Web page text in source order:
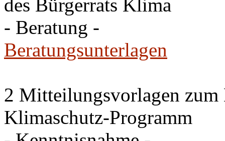
des Bürgerrats Klima
- Beratung -
Beratungsunterlagen
2 Mitteilungsvorlagen zum
Klimaschutz-Programm